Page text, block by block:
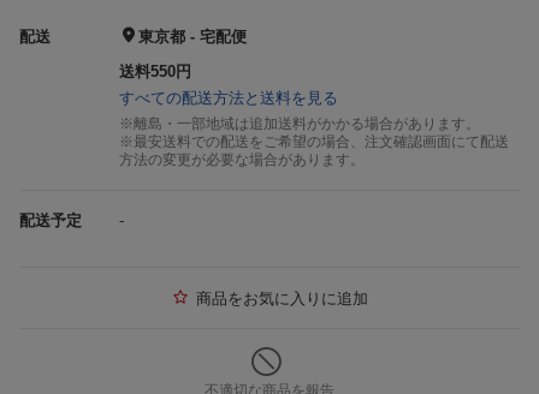
配送
東京都 - 宅配便
送料550円
すべての配送方法と送料を見る
※離島・一部地域は追加送料がかかる場合があります。
※最安送料での配送をご希望の場合、注文確認画面にて配送
方法の変更が必要な場合があります。
配送予定 -
商品をお気に入りに追加
不適切な商品を報告